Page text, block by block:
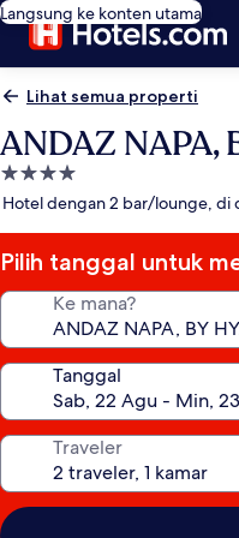
Langsung ke konten utama
Lihat semua properti
ANDAZ NAPA,
Properti
bintang
Hotel dengan 2 bar/lounge, di
Pilih tanggal untuk
Ke mana?
Tanggal
Traveler